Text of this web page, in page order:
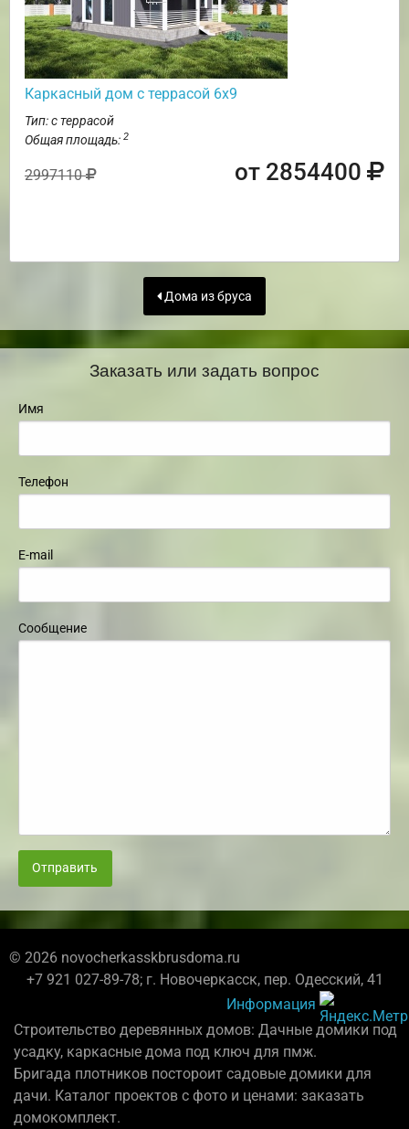
Каркасный дом с террасой 6х9
Тип: с террасой
Общая площадь: 2
2997110 от 2854400
Дома из бруса
Заказать или задать вопрос
Имя
Телефон
E-mail
Сообщение
Отправить
© 2026 novocherkasskbrusdoma.ru
+7 921 027-89-78; г. Новочеркасск, пер. Одесский, 41
Информация
Строительство деревянных домов: Дачные домики под
усадку, каркасные дома под ключ для пмж.
Бригада плотников постороит садовые домики для
дачи. Каталог проектов с фото и ценами: заказать
домокомплект.